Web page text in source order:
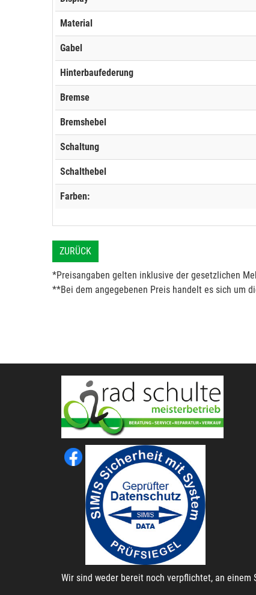
Material
Gabel
Hinterbaufederung
Bremse
Bremshebel
Schaltung
Schalthebel
Farben:
ZURÜCK
*Preisangaben gelten inklusive der gesetzlichen
**Bei dem angegebenen Preis handelt es sich um
Wir sind weder bereit noch verpflichtet, an